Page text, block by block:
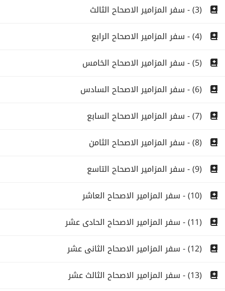
(3) - سفر المزامير الاصحاح الثالث
(4) - سفر المزامير الاصحاح الرابع
(5) - سفر المزامير الاصحاح الخامس
(6) - سفر المزامير الاصحاح السادس
(7) - سفر المزامير الاصحاح السابع
(8) - سفر المزامير الاصحاح الثامن
(9) - سفر المزامير الاصحاح التاسع
(10) - سفر المزامير الاصحاح العاشر
(11) - سفر المزامير الاصحاح الحادى عشر
(12) - سفر المزامير الاصحاح الثانى عشر
(13) - سفر المزامير الاصحاح الثالث عشر